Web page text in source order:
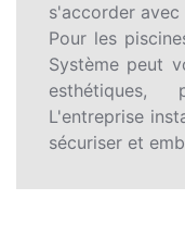
s'accorder
Pour les
Système peut
esthétiques,
L'entreprise
sécuriser et